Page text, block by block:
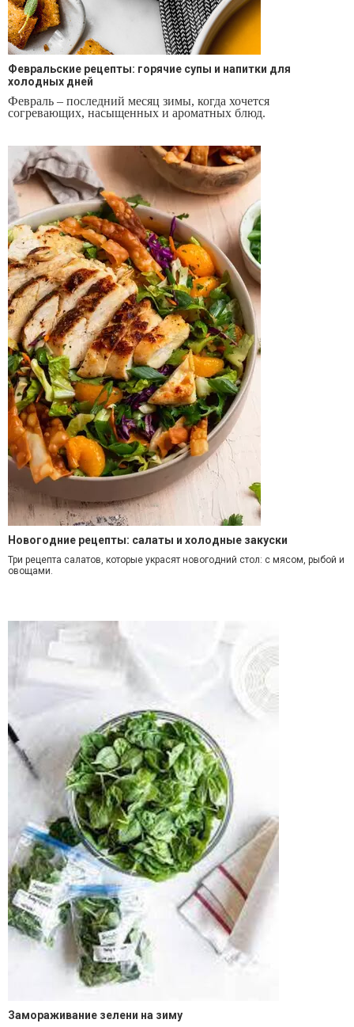
Февральские рецепты: горячие супы и напитки для
холодных дней
Февраль – последний месяц зимы, когда хочется
согревающих, насыщенных и ароматных блюд.
Новогодние рецепты: салаты и холодные закуски
Три рецепта салатов, которые украсят новогодний стол: с мясом, рыбой и
овощами.
Замораживание зелени на зиму